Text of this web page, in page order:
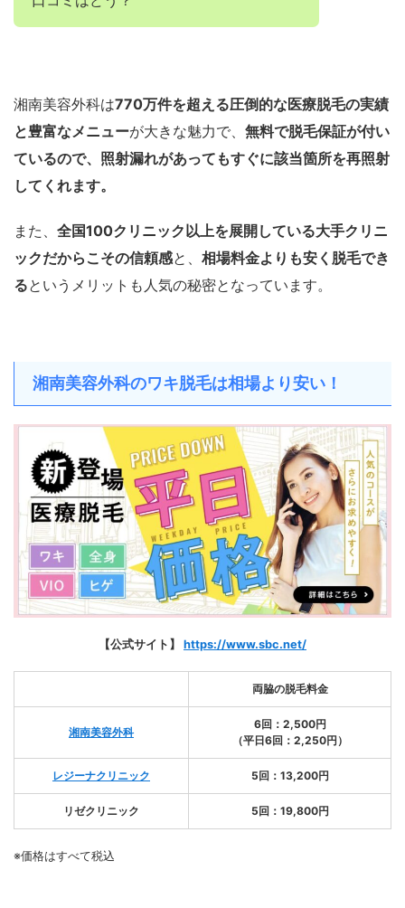
湘南美容外科は770万件を超える圧倒的な医療脱毛の実績
と豊富なメニューが大きな魅力で、 無料で脱毛保証が付い
ているので、照射漏れがあってもすぐに該当箇所を再照射
してくれます。
また、 全国100クリニック以上を展開している大手クリニ
ックだからこその信頼感と、 相場料金よりも安く脱毛でき
るというメリットも人気の秘密となっています。
湘南美容外科のワキ脱毛は相場より安い！
【公式サイト】 https://www.sbc.net/
両脇の脱毛料金
湘南美容外科
6回：2,500円
（平日6回：2,250円）
レジーナクリニック 5回：13,200円
リゼクリニック 5回：19,800円
※価格はすべて税込